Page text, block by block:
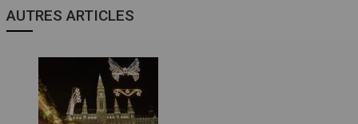
AUTRES ARTICLES